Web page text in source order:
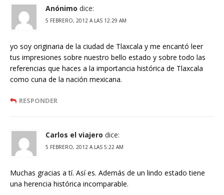
Anónimo dice:
5 FEBRERO, 2012 A LAS 12:29 AM
yo soy originaria de la ciudad de Tlaxcala y me encantó leer
tus impresiones sobre nuestro bello estado y sobre todo las
referencias que haces a la importancia histórica de Tlaxcala
como cuna de la nación mexicana.
RESPONDER
Carlos el viajero dice:
5 FEBRERO, 2012 A LAS 5:22 AM
Muchas gracias a tí. Así es. Además de un lindo estado tiene
una herencia histórica incomparable.